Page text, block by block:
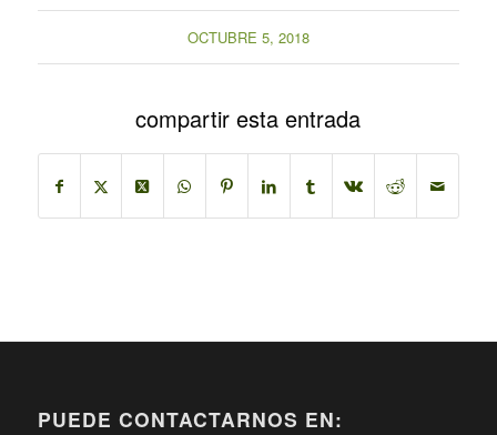
OCTUBRE 5, 2018
compartir esta entrada
PUEDE CONTACTARNOS EN: